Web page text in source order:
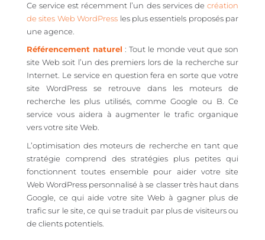
Ce service est récemment l’un des services decréation
de sites Web WordPress les plus essentiels proposés par
une agence.
Référencement naturel : Tout le monde veut que son
site Web soit l’un des premiers lors de la recherche sur
Internet. Le service en question fera en sorte que votre
site WordPress se retrouve dans les moteurs de
recherche les plus utilisés, comme Google ou B. Ce
service vous aidera à augmenter le trafic organique
vers votre site Web.
L’optimisation des moteurs de recherche en tant que
stratégie comprend des stratégies plus petites qui
fonctionnent toutes ensemble pour aider votre site
Web WordPress personnalisé à se classer très haut dans
Google, ce qui aide votre site Web à gagner plus de
trafic sur le site, ce qui se traduit par plus de visiteurs ou
de clients potentiels.